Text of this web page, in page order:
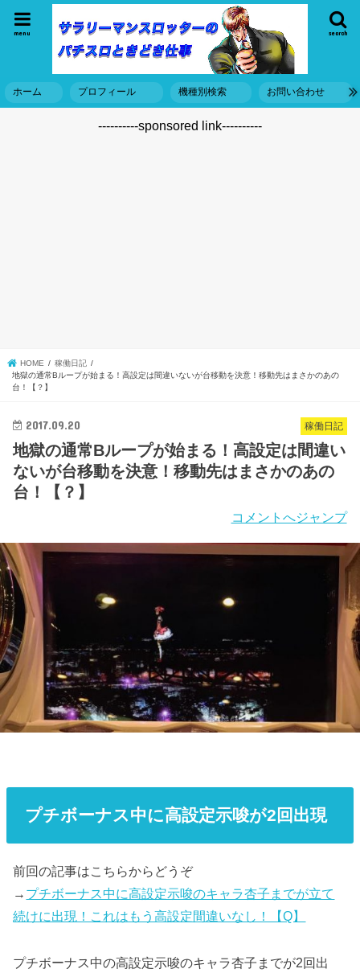
search
menu
ホーム プロフィール 機種別検索 お問い合わせ
----------sponsored link----------
HOME
稼働日記
地獄の通常Bループが始まる！高設定は間違いないが台移動を決意！移動先はまさかのあの
台！【？】
稼働日記
2017.09.20
地獄の通常Bループが始まる！高設定は間違い
ないが台移動を決意！移動先はまさかのあの
台！【？】
コメントへジャンプ
プチボーナス中に高設定示唆が2回出現
前回の記事はこちらからどうぞ
→ プチボーナス中に高設定示唆のキャラ杏子までが立て
続けに出現！これはもう高設定間違いなし！【Q】
プチボーナス中の高設定示唆のキャラ杏子までが2回出